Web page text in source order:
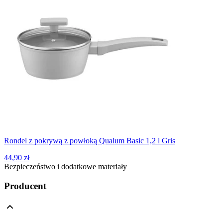
Rondel z pokrywą z powłoką Qualum Basic 1,2 l Gris
44,90 zł
Bezpieczeństwo i dodatkowe materiały
Producent